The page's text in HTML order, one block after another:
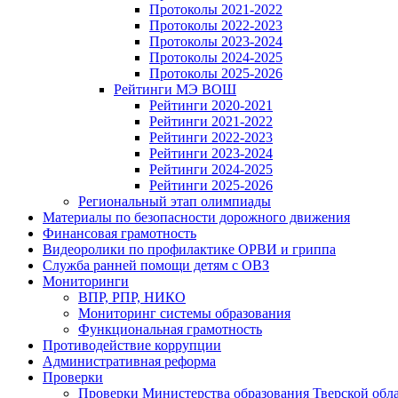
Протоколы 2021-2022
Протоколы 2022-2023
Протоколы 2023-2024
Протоколы 2024-2025
Протоколы 2025-2026
Рейтинги МЭ ВОШ
Рейтинги 2020-2021
Рейтинги 2021-2022
Рейтинги 2022-2023
Рейтинги 2023-2024
Рейтинги 2024-2025
Рейтинги 2025-2026
Региональный этап олимпиады
Материалы по безопасности дорожного движения
Финансовая грамотность
Видеоролики по профилактике ОРВИ и гриппа
Служба ранней помощи детям с ОВЗ
Мониторинги
ВПР, РПР, НИКО
Мониторинг системы образования
Функциональная грамотность
Противодействие коррупции
Административная реформа
Проверки
Проверки Министерства образования Тверской